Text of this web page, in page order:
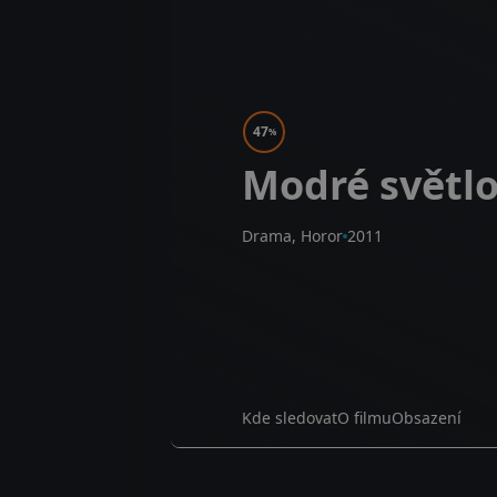
47%
Modré
Drama, Horor 2011
Kde sledovatO filmuObsazení